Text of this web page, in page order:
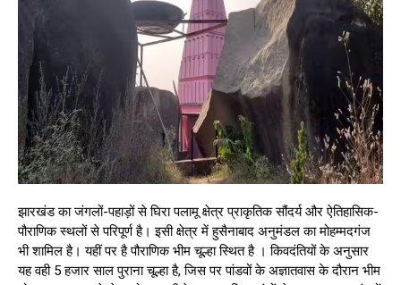
झारखंड का जंगलों-पहाड़ों से घिरा पलामू क्षेत्र प्राकृतिक सौंदर्य और ऐतिहासिक-
पौराणिक स्थलों से परिपूर्ण है। इसी क्षेत्र में हुसैनाबाद अनुमंडल का मोहम्मदगंज
भी शामिल है। यहीं पर है पौराणिक भीम चूल्हा स्थित है । किवदंतियों के अनुसार
यह वही 5 हजार साल पुराना चूल्हा है, जिस पर पांडवों के अज्ञातवास के दौरान भीम